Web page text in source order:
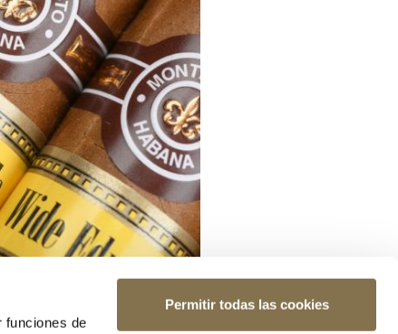
funciones de
Permitir todas las cookies